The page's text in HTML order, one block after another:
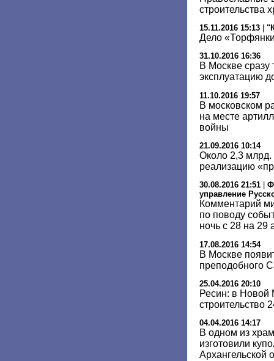
строительства
15.11.2016 15:13
Дело
31.10.2016 16:36
В Москве сразу
эксплуатацию
11.10.2016 19:57
В московском
на месте
войны
21.09.2016 10:14
Около 2,3 млрд.
реализацию
30.08.2016 21:51
управление
Комментарий
по поводу
ночь с 28 на 29
17.08.2016 14:54
В Москве
преподобного
25.04.2016 20:10
Ресин: в Новой
строительство
04.04.2016 14:17
В одном из
изготовили
Архангельской